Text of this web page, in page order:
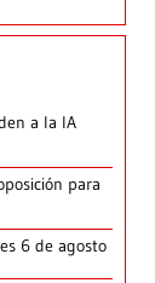
a la IA
para
6 de agosto